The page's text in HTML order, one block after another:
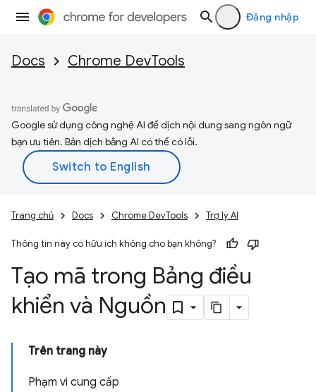
Đăng nhập
Docs Chrome DevTools
Google sử dụng công nghệ AI để dịch nội dung sang ngôn ngữ
bạn ưu tiên. Bản dịch bằng AI có thể có lỗi.
Trang chủ Docs Chrome DevTools Trợ lý AI
Thông tin này có hữu ích không cho bạn không?
Tạo mã trong Bảng điều
khiển và Nguồn
Trên trang này
Phạm vi cung cấp